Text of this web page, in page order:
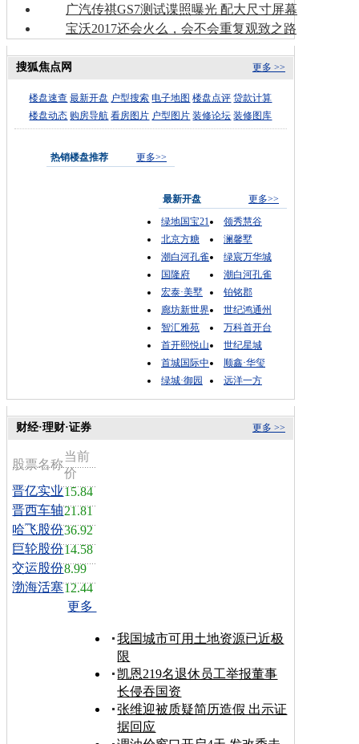
广汽传祺GS7测试谍照曝光 配大尺寸屏幕
宝沃2017还会火么，会不会重复观致之路
更多 >>
搜狐焦点网
楼盘速查 最新开盘 户型搜索 电子地图 楼盘点评 贷款计算
楼盘动态 购房导航 看房图片 户型图片 装修论坛 装修图库
热销楼盘推荐 更多>>
最新开盘
更多>>
绿地国宝21
领秀慧谷
北京方糖
澜馨墅
潮白河孔雀
绿宸万华城
国隆府
潮白河孔雀
宏泰·美墅
铂铭郡
廊坊新世界
世纪鸿通州
智汇雅苑
万科首开台
首开熙悦山
世纪星城
首城国际中
顺鑫·华玺
绿城·御园
远洋一方
更多 >>
财经·理财·证券
股票名称
当前
价
晋亿实业15.84
晋西车轴21.81
哈飞股份36.92
巨轮股份14.58
交运股份8.99
渤海活塞12.44
更多
我国城市可用土地资源已近极
限
凯恩219名退休员工举报董事
长侵吞国资
张维迎被质疑简历造假 出示证
据回应